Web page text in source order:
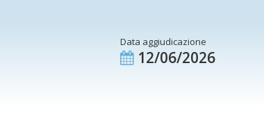
Data aggiudicazione
12/06/2026